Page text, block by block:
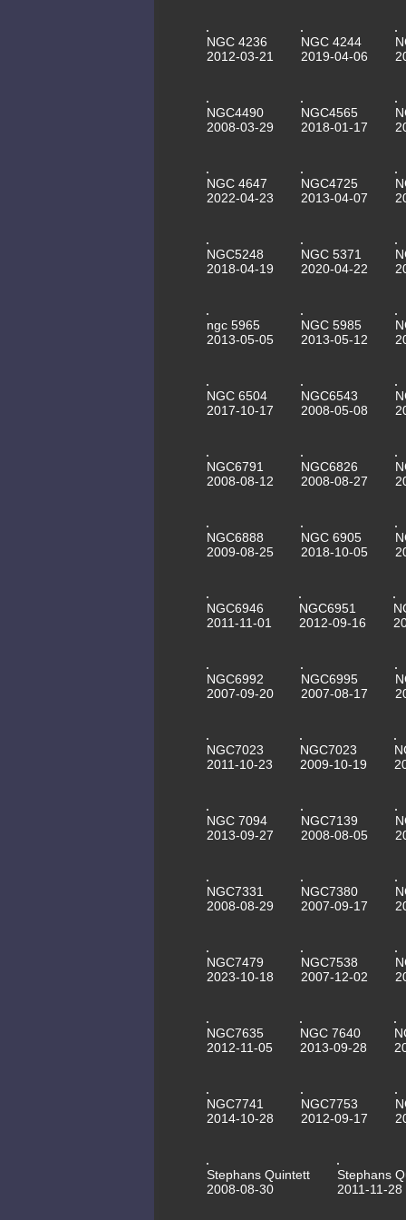
NGC 4236
2012-03-21
NGC 4244
2019-04-06
NGC4490
2008-03-29
NGC4565
2018-01-17
NGC 4647
2022-04-23
NGC4725
2013-04-07
NGC5248
2018-04-19
NGC 5371
2020-04-22
ngc 5965
2013-05-05
NGC 5985
2013-05-12
NGC 6504
2017-10-17
NGC6543
2008-05-08
NGC6791
2008-08-12
NGC6826
2008-08-27
NGC6888
2009-08-25
NGC 6905
2018-10-05
NGC6946
2011-11-01
NGC6951
2012-09-16
NGC6992
2007-09-20
NGC6995
2007-08-17
NGC7023
2011-10-23
NGC7023
2009-10-19
NGC 7094
2013-09-27
NGC7139
2008-08-05
NGC7331
2008-08-29
NGC7380
2007-09-17
NGC7479
2023-10-18
NGC7538
2007-12-02
NGC7635
2012-11-05
NGC 7640
2013-09-28
NGC7741
2014-10-28
NGC7753
2012-09-17
Stephans Quintett
2008-08-30
Stephans
2011-11-28